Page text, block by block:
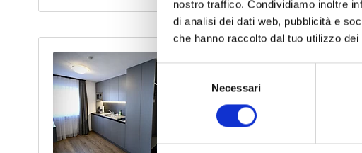
nostro traffico. Condividiamo inoltre
di analisi dei dati web, pubblicità e
che hanno raccolto dal tuo utilizzo
del
Necessari